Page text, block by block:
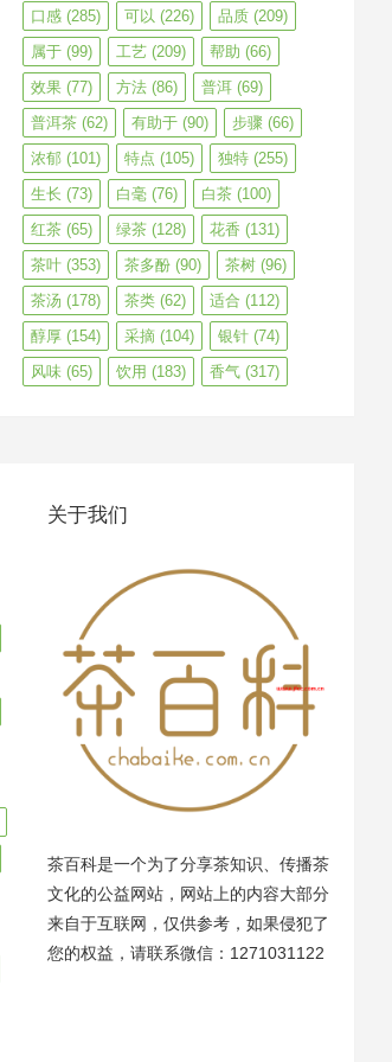
口感 (285) 可以 (226) 品质 (209)
属于 (99) 工艺 (209) 帮助 (66)
效果 (77) 方法 (86) 普洱 (69)
普洱茶 (62) 有助于 (90) 步骤 (66)
浓郁 (101) 特点 (105) 独特 (255)
生长 (73) 白毫 (76) 白茶 (100)
红茶 (65) 绿茶 (128) 花香 (131)
茶叶 (353) 茶多酚 (90) 茶树 (96)
茶汤 (178) 茶类 (62) 适合 (112)
醇厚 (154) 采摘 (104) 银针 (74)
风味 (65) 饮用 (183) 香气 (317)
关于我们
茶百科是一个为了分享茶知识、传播茶
文化的公益网站，网站上的内容大部分
来自于互联网，仅供参考，如果侵犯了
您的权益，请联系微信：1271031122